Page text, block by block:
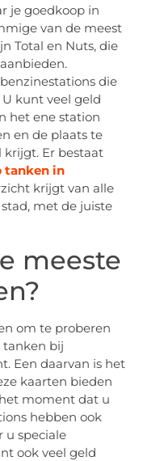
je goedkoop in
van de meest
Total en Nuts, die
die
kunt veel geld
het ene station
en de plaats te
krijgt. Er bestaat
tanken in
krijgt van alle
met de juiste
meeste
om te proberen
tanken bij
Een daarvan is het
kaarten bieden
moment dat u
hebben ook
u speciale
ook veel geld